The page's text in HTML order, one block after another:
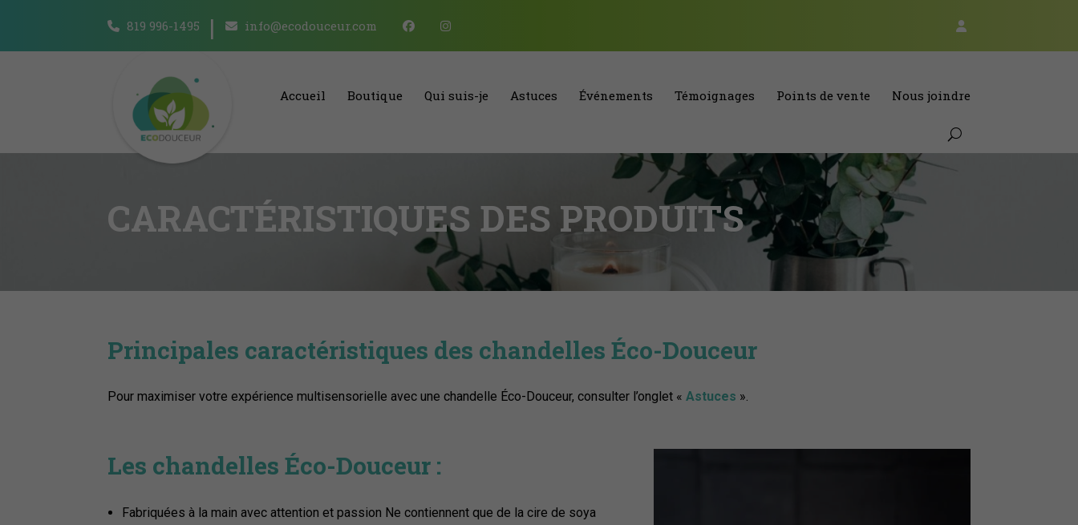
819 996-1495 info@ecodouceur.com
Accueil Boutique Qui suis-je Astuces Événements Témoignages Points de vente Nous joindre
CARACTÉRISTIQUES DES PRODUITS
Principales caractéristiques des chandelles Éco-Douceur
Pour maximiser votre expérience multisensorielle avec une chandelle Éco-Douceur, consulter l’onglet «Astuces ».
Les chandelles Éco-Douceur :
Fabriquées à la main avec attention et passion Ne contiennent que de la cire de soya